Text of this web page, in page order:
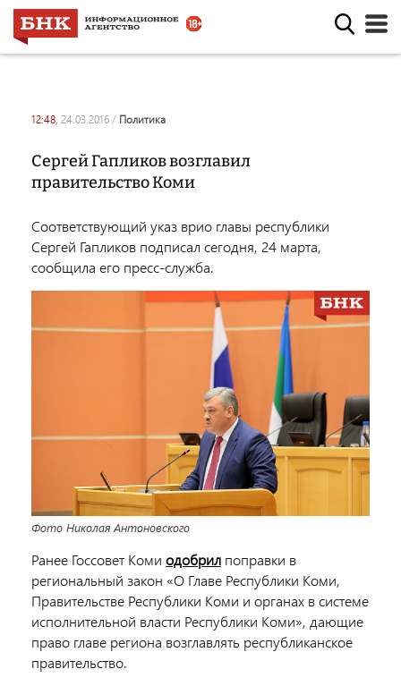
12:48, 24.03.2016 / политика
Сергей Гапликов возглавил
правительство Коми
Соответствующий указ врио главы республики
Сергей Гапликов подписал сегодня, 24 марта,
сообщила его пресс-служба.
Фото Николая Антоновского
Ранее Госсовет Коми одобрил поправки в
региональный закон «О Главе Республики Коми,
Правительстве Республики Коми и органах в системе
исполнительной власти Республики Коми», дающие
право главе региона возглавлять республиканское
правительство.